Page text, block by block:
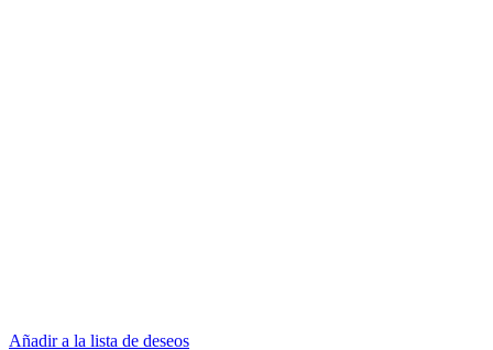
Añadir a la lista de deseos